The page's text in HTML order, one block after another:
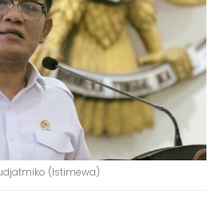
(Istimewa)